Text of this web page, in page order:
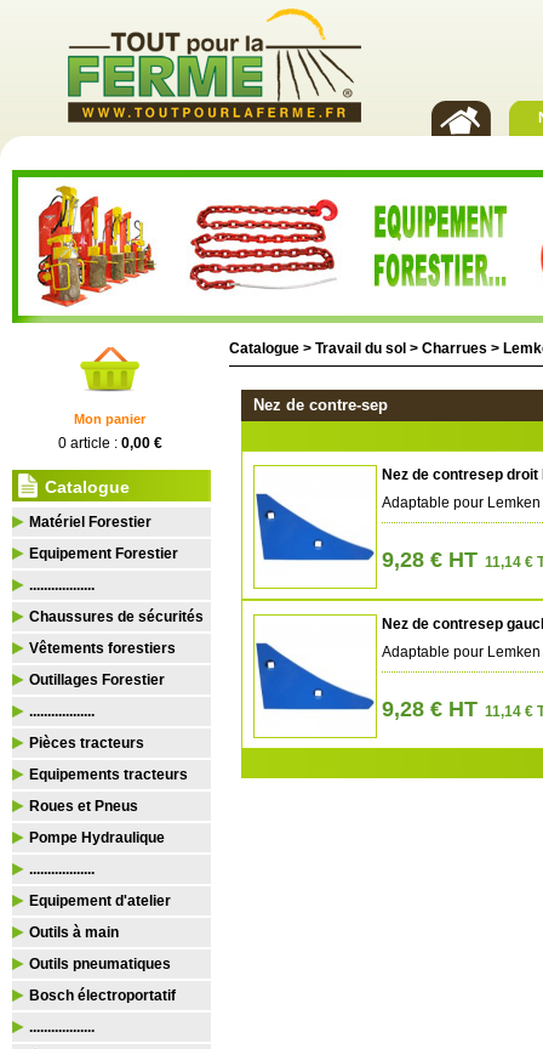
Mon panier
0 article : 0,00 €
Catalogue
Matériel Forestier
Equipement Forestier
..................
Chaussures de sécurités
Vêtements forestiers
Outillages Forestier
..................
Pièces tracteurs
Equipements tracteurs
Roues et Pneus
Pompe Hydraulique
..................
Equipement d'atelier
Outils à main
Outils pneumatiques
Bosch électroportatif
..................
Catalogue > Travail du sol > Charrues >
Nez de contre-sep
Nez de contresep
Adaptable pour Lemken
9,28 € HT 11,14 €
Nez de contresep
Adaptable pour Lemken
9,28 € HT 11,14 €